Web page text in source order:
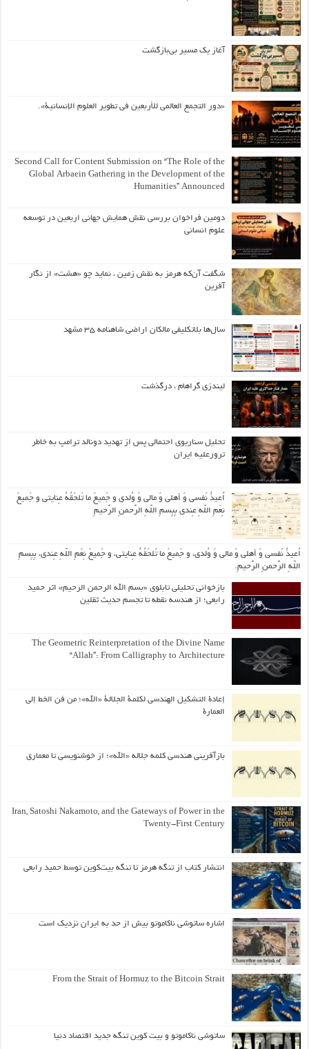
آغاز یک مسیر بی‌بازگشت
«دور التجمع العالمي للأربعين في تطوير العلوم الإنسانية».
Second Call for Content Submission on “The Role of the
Global Arbaein Gathering in the Development of the
Humanities” Announced
دومین فراخوان بررسی نقش همایش جهانی اربعین در توسعه
علوم انسانی
شگفت آن‌که هرمز به نقش زمین ، نماید چو «هشت» از نگار
آفرین
سال‌ها بلاتکلیفی مالکان اراضی شاهنامه ۳۵ مشهد
لیندزی گراهام ، درگذشت
تحلیل سناریوی احتمالی پس از تهدید دونالد ترامپ به خاطر
ترورعلیه ایران
اُعیذُ نَفسی وَ أهلی وَ مالی وَ وُلدی و جَمیعَ ما تَلحَقُهُ عِنایتی و جَمیعَ
نِعَمِ اللّهِ عِندی بِبِسمِ اللّهِ الرَّحمنِ الرَّحیمِ
اُعیذُ نَفسی وَ أهلی وَ مالی وَ وُلدی، و جَمیعَ ما تَلحَقُهُ عِنایتی، و جَمیعَ نِعَمِ اللّهِ عِندی، بِبِسمِ
اللّهِ الرَّحمنِ الرَّحیمِ.
بازخوانی تحلیلی تابلوی «بسم الله الرحمن الرحیم» اثر حمید
رابعی؛ از هندسه نقطه تا تجسم حدیث ثقلین
The Geometric Reinterpretation of the Divine Name
“Allah”: From Calligraphy to Architecture
إعادة التشكيل الهندسي لكلمة الجلالة «الله»؛ من فن الخط إلى
العمارة
بازآفرینی هندسی کلمه جلاله «الله»؛ از خوشنویسی تا معماری
Iran, Satoshi Nakamoto, and the Gateways of Power in the
Twenty-First Century
انتشار کتاب از تنگه هرمز تا تنگه بیت‌کوین توسط حمید رابعی
اشاره ساتوشی ناکاموتو بیش از حد به ایران نزدیک است
From the Strait of Hormuz to the Bitcoin Strait
ساتوشی ناکاموتو و بیت کوین تنگه جدید اقتصاد دنیا